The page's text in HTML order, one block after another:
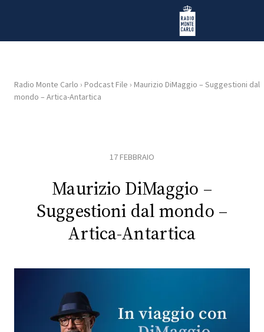
Radio Monte Carlo
HOME
RADIO
PLAYLIST
CONCORSI
Radio Monte Carlo › Podcast File › Maurizio DiMaggio – Suggestioni dal
mondo – Artica-Antartica
17 FEBBRAIO
Maurizio DiMaggio –
Suggestioni dal mondo –
Artica-Antartica